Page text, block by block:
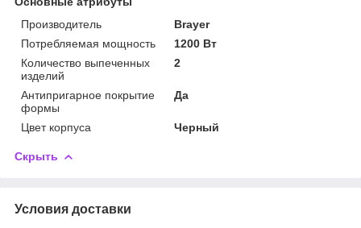
Производитель
Brayer
Потребляемая мощность
1200 Вт
Количество выпеченных
изделий
2
Антипригарное покрытие
формы
Да
Цвет корпуса Черный
Скрыть
Условия доставки